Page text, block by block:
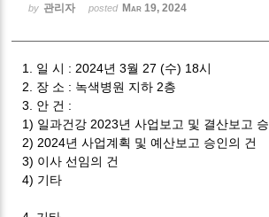
by 관리자 posted Mar 19, 2024
1. 일 시 : 2024년3월 27(수) 18시
2. 장 소 : 녹색병원 지하 2층
3. 안 건 :
1) 일과건강 2023년 사업보고 및 결산보고
2) 2024년 사업계획 및 예산보고 승인의 건
3) 이사 선임의 건
4) 기타
Sketchbook5, 스케치북5